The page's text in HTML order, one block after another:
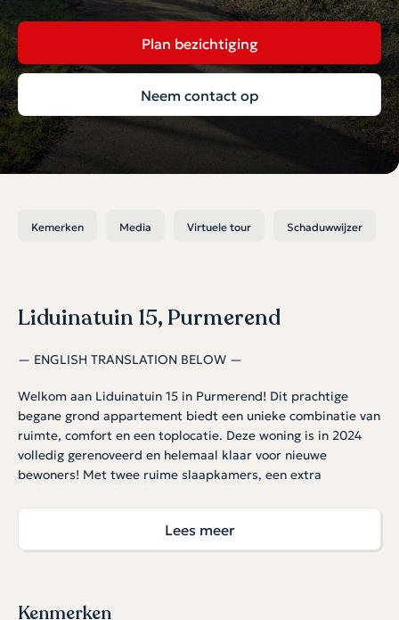
Plan bezichtiging
Neem contact op
Kemerken Media Virtuele tour Schaduwwijzer
Liduinatuin 15, Purmerend
— ENGLISH TRANSLATION BELOW —
Welkom aan Liduinatuin 15 in Purmerend! Dit prachtige
begane grond appartement biedt een unieke combinatie van
ruimte, comfort en een toplocatie. Deze woning is in 2024
volledig gerenoveerd en helemaal klaar voor nieuwe
bewoners! Met twee ruime slaapkamers, een extra
slaapkamer of hobbyruimte, een heerlijk lichte woonkamer,
een grote inpandige garage én een fijne tuin, is dit de
perfecte woning voor wie luxe en gemak zoekt!
Bij binnenkomst stap je in een ruime hal, die direct een
Lees meer
Kenmerken